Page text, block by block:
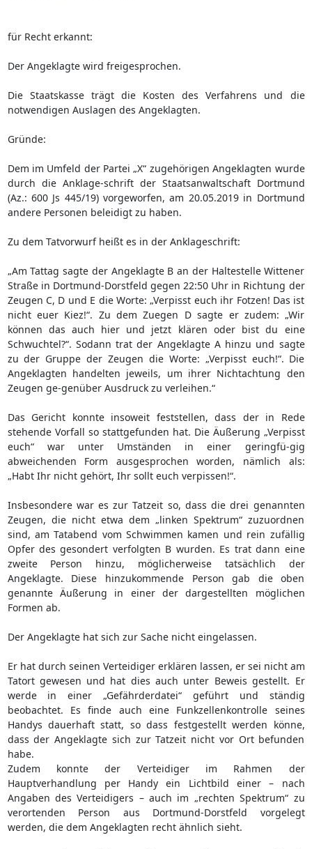
für Recht erkannt:
Der Angeklagte wird freigesprochen.
Die Staatskasse trägt die Kosten des Verfahrens und die
notwendigen Auslagen des Angeklagten.
Gründe:
Dem im Umfeld der Partei „X“ zugehörigen Angeklagten wurde
durch die Anklage-schrift der Staatsanwaltschaft Dortmund
(Az.: 600 Js 445/19) vorgeworfen, am 20.05.2019 in Dortmund
andere Personen beleidigt zu haben.
Zu dem Tatvorwurf heißt es in der Anklageschrift:
„Am Tattag sagte der Angeklagte B an der Haltestelle Wittener
Straße in Dortmund-Dorstfeld gegen 22:50 Uhr in Richtung der
Zeugen C, D und E die Worte: „Verpisst euch ihr Fotzen! Das ist
nicht euer Kiez!“. Zu dem Zuegen D sagte er zudem: „Wir
können das auch hier und jetzt klären oder bist du eine
Schwuchtel?“. Sodann trat der Angeklagte A hinzu und sagte
zu der Gruppe der Zeugen die Worte: „Verpisst euch!“. Die
Angeklagten handelten jeweils, um ihrer Nichtachtung den
Zeugen ge-genüber Ausdruck zu verleihen.“
Das Gericht konnte insoweit feststellen, dass der in Rede
stehende Vorfall so stattgefunden hat. Die Äußerung „Verpisst
euch“ war unter Umständen in einer geringfü-gig
abweichenden Form ausgesprochen worden, nämlich als:
„Habt Ihr nicht gehört, Ihr sollt euch verpissen!“.
Insbesondere war es zur Tatzeit so, dass die drei genannten
Zeugen, die nicht etwa dem „linken Spektrum“ zuzuordnen
sind, am Tatabend vom Schwimmen kamen und rein zufällig
Opfer des gesondert verfolgten B wurden. Es trat dann eine
zweite Person hinzu, möglicherweise tatsächlich der
Angeklagte. Diese hinzukommende Person gab die oben
genannte Äußerung in einer der dargestellten möglichen
Formen ab.
Der Angeklagte hat sich zur Sache nicht eingelassen.
Er hat durch seinen Verteidiger erklären lassen, er sei nicht am
Tatort gewesen und hat dies auch unter Beweis gestellt. Er
werde in einer „Gefährderdatei“ geführt und ständig
beobachtet. Es finde auch eine Funkzellenkontrolle seines
Handys dauerhaft statt, so dass festgestellt werden könne,
dass der Angeklagte sich zur Tatzeit nicht vor Ort befunden
habe.
Zudem konnte der Verteidiger im Rahmen der
Hauptverhandlung per Handy ein Lichtbild einer – nach
Angaben des Verteidigers – auch im „rechten Spektrum“ zu
verortenden Person aus Dortmund-Dorstfeld vorgelegt
werden, die dem Angeklagten recht ähnlich sieht.